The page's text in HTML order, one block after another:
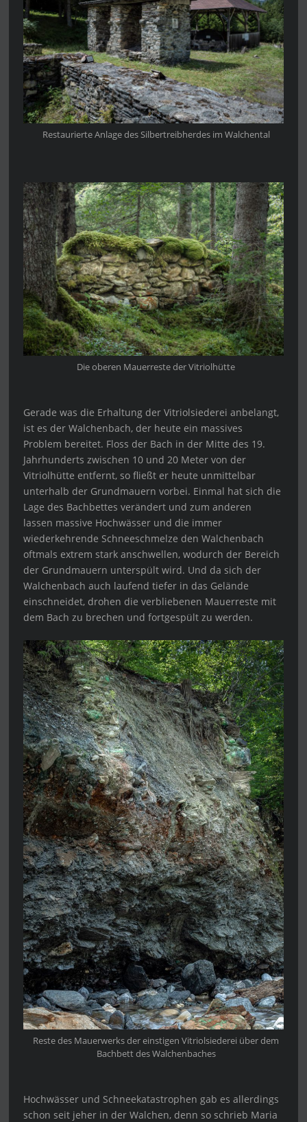
Restaurierte Anlage des Silbertreibherdes im Walchental
Die oberen Mauerreste der Vitriolhütte
Gerade was die Erhaltung der Vitriolsiederei anbelangt,
ist es der Walchenbach, der heute ein massives
Problem bereitet. Floss der Bach in der Mitte des 19.
Jahrhunderts zwischen 10 und 20 Meter von der
Vitriolhütte entfernt, so fließt er heute unmittelbar
unterhalb der Grundmauern vorbei. Einmal hat sich die
Lage des Bachbettes verändert und zum anderen
lassen massive Hochwässer und die immer
wiederkehrende Schneeschmelze den Walchenbach
oftmals extrem stark anschwellen, wodurch der Bereich
der Grundmauern unterspült wird. Und da sich der
Walchenbach auch laufend tiefer in das Gelände
einschneidet, drohen die verbliebenen Mauerreste mit
dem Bach zu brechen und fortgespült zu werden.
Reste des Mauerwerks der einstigen Vitriolsiederei über dem
Bachbett des Walchenbaches
Hochwässer und Schneekatastrophen gab es allerdings
schon seit jeher in der Walchen, denn so schrieb Maria